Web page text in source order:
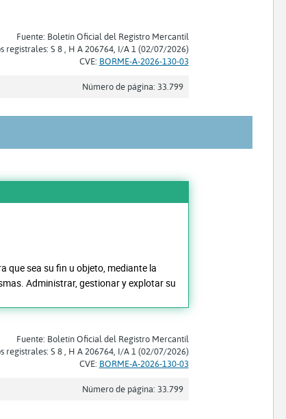
Fuente: Boletín Oficial del Registro Mercantil
registrales: S 8 , H A 206764, I/A 1 (02/07/2026)
CVE: BORME-A-2026-130-03
Número de página: 33.799
que sea su fin u objeto, mediante la
Administrar, gestionar y explotar su
Fuente: Boletín Oficial del Registro Mercantil
registrales: S 8 , H A 206764, I/A 1 (02/07/2026)
CVE: BORME-A-2026-130-03
Número de página: 33.799